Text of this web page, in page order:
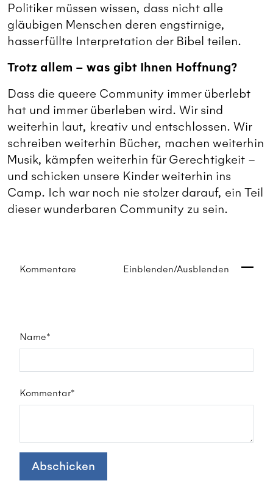
Politiker müssen wissen, dass nicht alle
gläubigen Menschen deren engstirnige,
hasserfüllte Interpretation der Bibel teilen.
Trotz allem – was gibt Ihnen Hoffnung?
Dass die queere Community immer überlebt
hat und immer überleben wird. Wir sind
weiterhin laut, kreativ und entschlossen. Wir
schreiben weiterhin Bücher, machen weiterhin
Musik, kämpfen weiterhin für Gerechtigkeit –
und schicken unsere Kinder weiterhin ins
Camp. Ich war noch nie stolzer darauf, ein Teil
dieser wunderbaren Community zu sein.
Kommentare Einblenden/Ausblenden
Name*
Kommentar*
Abschicken